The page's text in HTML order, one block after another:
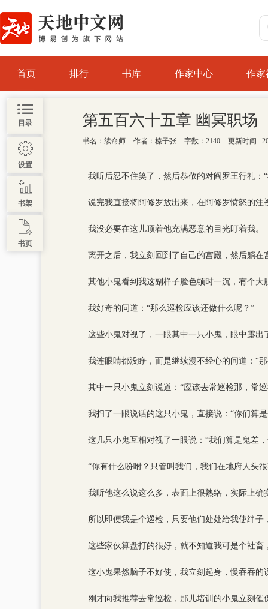
首页 排行 书库 作家中心 作家
目录
设置
书架
书页
第五百六十五章 幽冥职场
书名： 续命师 作者： 榛子张 字数：2140 更新时间 :
我听后忍不住笑了，然后恭敬的对阎罗王行礼：
说完我直接将阿修罗放出来，在阿修罗愤怒的注
我没必要在这儿顶着他充满恶意的目光盯着我。
离开之后，我立刻回到了自己的宫殿，然后躺
其他小鬼看到我这副样子脸色顿时一沉，有个
我好奇的问道：“那么巡检应该还做什么呢？”
这些小鬼对视了，一眼其中一只小鬼，眼中露
我连眼睛都没睁，而是继续漫不经心的问道：“
其中一只小鬼立刻说道：“应该去常巡检那，常
我扫了一眼说话的这只小鬼，直接说：“你们算
这几只小鬼互相对视了一眼说：“我们算是鬼差
“你有什么吩咐？只管叫我们，我们在地府人头
我听他这么说这么多，表面上很熟络，实际上
所以即便我是个巡检，只要他们处处给我使绊
这些家伙算盘打的很好，就不知道我可是个社
这小鬼果然脑子不好使，我立刻起身，慢吞吞
刚才向我推荐去常巡检，那儿培训的小鬼立刻催